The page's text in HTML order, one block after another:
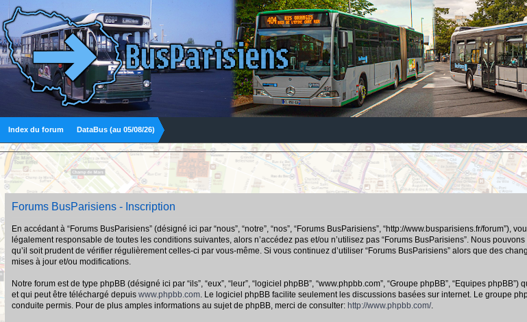
Index du forum DataBus (au 05/08/26)
Forums BusParisiens - Inscription
En accédant à “Forums BusParisiens” (désigné ici par “nous”, “notre”, “nos”, “Forums BusParisiens”, “http://www.busparisiens.fr/
légalement responsable de toutes les conditions suivantes, alors n’accédez pas et/ou n’utilisez pas “Forums BusParisiens”. Nous
qu’il soit prudent de vérifier régulièrement celles-ci par vous-même. Si vous continuez d’utiliser “Forums BusParisiens” alors que des
mises à jour et/ou modifications.
Notre forum est de type phpBB (désigné ici par “ils”, “eux”, “leur”, “logiciel phpBB”, “www.phpbb.com”, “Groupe phpBB”, “Equipes
et qui peut être téléchargé depuis www.phpbb.com. Le logiciel phpBB facilite seulement les discussions basées sur internet. Le groupe
conduite permis. Pour de plus amples informations au sujet de phpBB, merci de consulter: http://www.phpbb.com/.